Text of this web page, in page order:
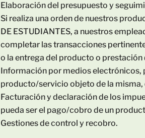
Elaboración del presupuesto y
Si realiza una orden de nuestros
DE ESTUDIANTES, a nuestros
completar las transacciones
o la entrega del producto o
Información por medios electrónicos,
producto/servicio objeto de la misma,
Facturación y declaración de los
pueda ser el pago/cobro de un
Gestiones de control y recobro.